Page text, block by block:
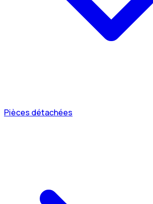
Pièces détachées